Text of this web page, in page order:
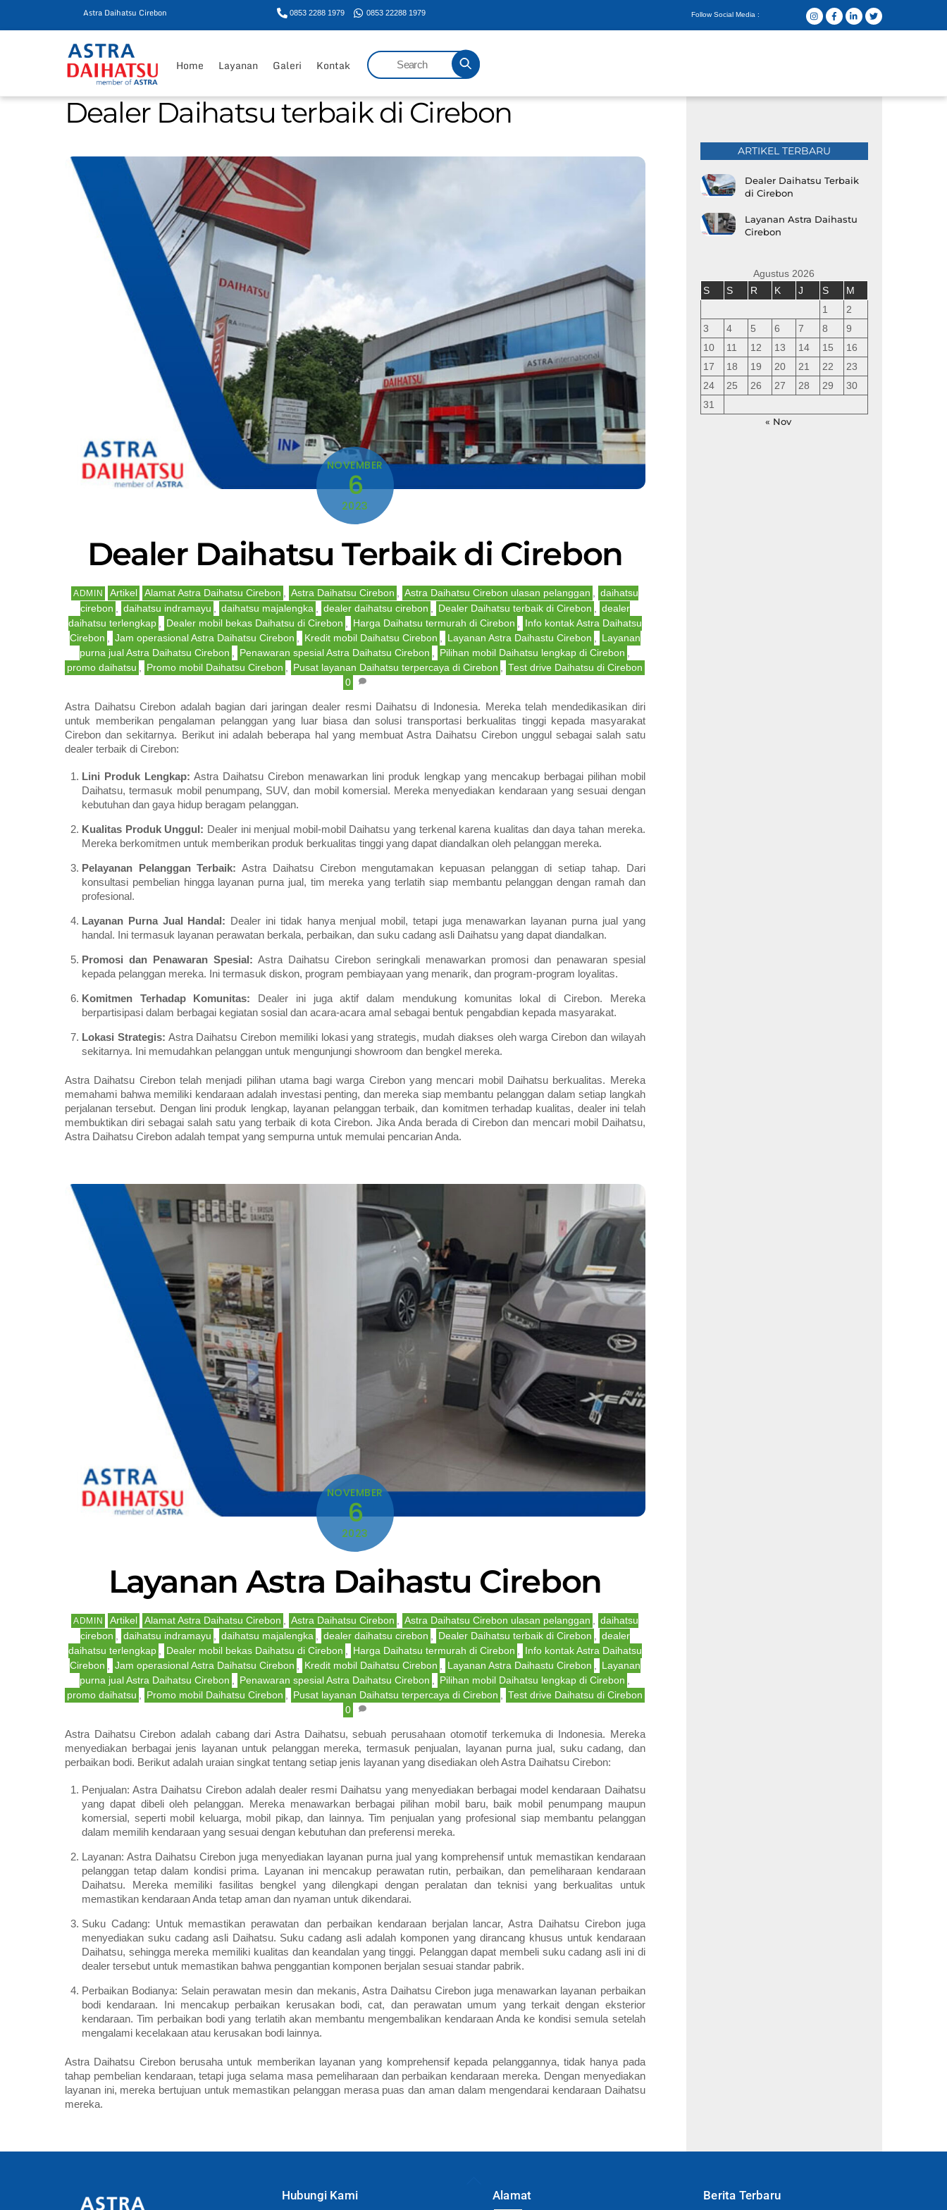
Astra Daihatsu Cirebon 0853 2288 1979 0853 22288 1979 Follow Social Media :
Home Layanan Galeri Kontak
Dealer Daihatsu terbaik di Cirebon
NOVEMBER
6
2023
Dealer Daihatsu Terbaik di Cirebon
ADMIN Artikel Alamat Astra Daihatsu Cirebon , Astra Daihatsu Cirebon , Astra Daihatsu Cirebon ulasan pelanggan , daihatsu
cirebon , daihatsu indramayu , daihatsu majalengka , dealer daihatsu cirebon , Dealer Daihatsu terbaik di Cirebon , dealer
daihatsu terlengkap , Dealer mobil bekas Daihatsu di Cirebon , Harga Daihatsu termurah di Cirebon ,
Info kontak Astra Daihatsu
Cirebon , Jam operasional Astra Daihatsu Cirebon , Kredit mobil Daihatsu Cirebon , Layanan Astra Daihastu Cirebon ,
Layanan
purna jual Astra Daihatsu Cirebon , Penawaran spesial Astra Daihatsu Cirebon , Pilihan mobil Daihatsu lengkap di Cirebon ,
promo daihatsu , Promo mobil Daihatsu Cirebon , Pusat layanan Daihatsu terpercaya di Cirebon , Test drive Daihatsu di Cirebon
0
Astra Daihatsu Cirebon adalah bagian dari jaringan dealer resmi Daihatsu di Indonesia. Mereka telah mendedikasikan diri
untuk memberikan pengalaman pelanggan yang luar biasa dan solusi transportasi berkualitas tinggi kepada masyarakat
Cirebon dan sekitarnya. Berikut ini adalah beberapa hal yang membuat Astra Daihatsu Cirebon unggul sebagai salah satu
dealer terbaik di Cirebon:
Lini Produk Lengkap: Astra Daihatsu Cirebon menawarkan lini produk lengkap yang mencakup berbagai pilihan mobil
Daihatsu, termasuk mobil penumpang, SUV, dan mobil komersial. Mereka menyediakan kendaraan yang sesuai dengan
kebutuhan dan gaya hidup beragam pelanggan.
Kualitas Produk Unggul: Dealer ini menjual mobil-mobil Daihatsu yang terkenal karena kualitas dan daya tahan mereka.
Mereka berkomitmen untuk memberikan produk berkualitas tinggi yang dapat diandalkan oleh pelanggan mereka.
Pelayanan Pelanggan Terbaik: Astra Daihatsu Cirebon mengutamakan kepuasan pelanggan di setiap tahap. Dari
konsultasi pembelian hingga layanan purna jual, tim mereka yang terlatih siap membantu pelanggan dengan ramah dan
profesional.
Layanan Purna Jual Handal: Dealer ini tidak hanya menjual mobil, tetapi juga menawarkan layanan purna jual yang
handal. Ini termasuk layanan perawatan berkala, perbaikan, dan suku cadang asli Daihatsu yang dapat diandalkan.
Promosi dan Penawaran Spesial: Astra Daihatsu Cirebon seringkali menawarkan promosi dan penawaran spesial
kepada pelanggan mereka. Ini termasuk diskon, program pembiayaan yang menarik, dan program-program loyalitas.
Komitmen Terhadap Komunitas: Dealer ini juga aktif dalam mendukung komunitas lokal di Cirebon. Mereka
berpartisipasi dalam berbagai kegiatan sosial dan acara-acara amal sebagai bentuk pengabdian kepada masyarakat.
Lokasi Strategis: Astra Daihatsu Cirebon memiliki lokasi yang strategis, mudah diakses oleh warga Cirebon dan wilayah
sekitarnya. Ini memudahkan pelanggan untuk mengunjungi showroom dan bengkel mereka.
Astra Daihatsu Cirebon telah menjadi pilihan utama bagi warga Cirebon yang mencari mobil Daihatsu berkualitas. Mereka
memahami bahwa memiliki kendaraan adalah investasi penting, dan mereka siap membantu pelanggan dalam setiap langkah
perjalanan tersebut. Dengan lini produk lengkap, layanan pelanggan terbaik, dan komitmen terhadap kualitas, dealer ini telah
membuktikan diri sebagai salah satu yang terbaik di kota Cirebon. Jika Anda berada di Cirebon dan mencari mobil Daihatsu,
Astra Daihatsu Cirebon adalah tempat yang sempurna untuk memulai pencarian Anda.
NOVEMBER
6
2023
Layanan Astra Daihastu Cirebon
ADMIN Artikel Alamat Astra Daihatsu Cirebon , Astra Daihatsu Cirebon , Astra Daihatsu Cirebon ulasan pelanggan , daihatsu
cirebon , daihatsu indramayu , daihatsu majalengka , dealer daihatsu cirebon , Dealer Daihatsu terbaik di Cirebon , dealer
daihatsu terlengkap , Dealer mobil bekas Daihatsu di Cirebon , Harga Daihatsu termurah di Cirebon ,
Info kontak Astra Daihatsu
Cirebon , Jam operasional Astra Daihatsu Cirebon , Kredit mobil Daihatsu Cirebon , Layanan Astra Daihastu Cirebon ,
Layanan
purna jual Astra Daihatsu Cirebon , Penawaran spesial Astra Daihatsu Cirebon , Pilihan mobil Daihatsu lengkap di Cirebon ,
promo daihatsu , Promo mobil Daihatsu Cirebon , Pusat layanan Daihatsu terpercaya di Cirebon , Test drive Daihatsu di Cirebon
0
Astra Daihatsu Cirebon adalah cabang dari Astra Daihatsu, sebuah perusahaan otomotif terkemuka di Indonesia. Mereka
menyediakan berbagai jenis layanan untuk pelanggan mereka, termasuk penjualan, layanan purna jual, suku cadang, dan
perbaikan bodi. Berikut adalah uraian singkat tentang setiap jenis layanan yang disediakan oleh Astra Daihatsu Cirebon:
Penjualan: Astra Daihatsu Cirebon adalah dealer resmi Daihatsu yang menyediakan berbagai model kendaraan Daihatsu
yang dapat dibeli oleh pelanggan. Mereka menawarkan berbagai pilihan mobil baru, baik mobil penumpang maupun
komersial, seperti mobil keluarga, mobil pikap, dan lainnya. Tim penjualan yang profesional siap membantu pelanggan
dalam memilih kendaraan yang sesuai dengan kebutuhan dan preferensi mereka.
Layanan: Astra Daihatsu Cirebon juga menyediakan layanan purna jual yang komprehensif untuk memastikan kendaraan
pelanggan tetap dalam kondisi prima. Layanan ini mencakup perawatan rutin, perbaikan, dan pemeliharaan kendaraan
Daihatsu. Mereka memiliki fasilitas bengkel yang dilengkapi dengan peralatan dan teknisi yang berkualitas untuk
memastikan kendaraan Anda tetap aman dan nyaman untuk dikendarai.
Suku Cadang: Untuk memastikan perawatan dan perbaikan kendaraan berjalan lancar, Astra Daihatsu Cirebon juga
menyediakan suku cadang asli Daihatsu. Suku cadang asli adalah komponen yang dirancang khusus untuk kendaraan
Daihatsu, sehingga mereka memiliki kualitas dan keandalan yang tinggi. Pelanggan dapat membeli suku cadang asli ini di
dealer tersebut untuk memastikan bahwa penggantian komponen berjalan sesuai standar pabrik.
Perbaikan Bodianya: Selain perawatan mesin dan mekanis, Astra Daihatsu Cirebon juga menawarkan layanan perbaikan
bodi kendaraan. Ini mencakup perbaikan kerusakan bodi, cat, dan perawatan umum yang terkait dengan eksterior
kendaraan. Tim perbaikan bodi yang terlatih akan membantu mengembalikan kendaraan Anda ke kondisi semula setelah
mengalami kecelakaan atau kerusakan bodi lainnya.
Astra Daihatsu Cirebon berusaha untuk memberikan layanan yang komprehensif kepada pelanggannya, tidak hanya pada
tahap pembelian kendaraan, tetapi juga selama masa pemeliharaan dan perbaikan kendaraan mereka. Dengan menyediakan
layanan ini, mereka bertujuan untuk memastikan pelanggan merasa puas dan aman dalam mengendarai kendaraan Daihatsu
mereka.
ARTIKEL TERBARU
Dealer Daihatsu Terbaik
di Cirebon
Layanan Astra Daihastu
Cirebon
Agustus 2026
S
S R K J S
M
1
2
3
4 5 6 7 8
9
10
11 12 13 14 15
16
17
18 19 20 21 22
23
24
25 26 27 28 29
30
31
« Nov
Hubungi Kami Alamat Berita Terbaru